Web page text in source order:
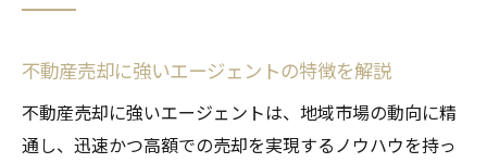
不動産売却に強いエージェントの特徴を解説
不動産売却に強いエージェントは、地域市場の動向に精
通し、迅速かつ高額での売却を実現するノウハウを持っ